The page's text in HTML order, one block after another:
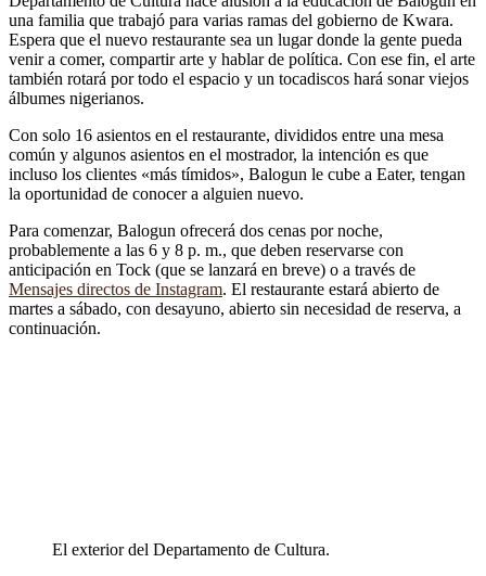
una familia que trabajó para varias ramas del gobierno de Kwara.
Espera que el nuevo restaurante sea un lugar donde la gente pueda
venir a comer, compartir arte y hablar de política. Con ese fin, el arte
también rotará por todo el espacio y un tocadiscos hará sonar viejos
álbumes nigerianos.
Con solo 16 asientos en el restaurante, divididos entre una mesa
común y algunos asientos en el mostrador, la intención es que
incluso los clientes «más tímidos», Balogun le cube a Eater, tengan
la oportunidad de conocer a alguien nuevo.
Para comenzar, Balogun ofrecerá dos cenas por noche,
probablemente a las 6 y 8 p. m., que deben reservarse con
anticipación en Tock (que se lanzará en breve) o a través de
Mensajes directos de Instagram. El restaurante estará abierto de
martes a sábado, con desayuno, abierto sin necesidad de reserva, a
continuación.
El exterior del Departamento de Cultura.